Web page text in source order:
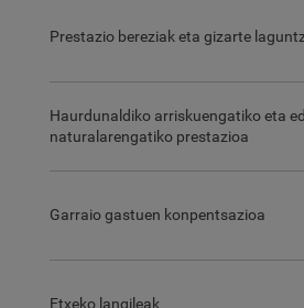
Prestazio bereziak eta gizarte
Haurdunaldiko arriskuengatiko eta
naturalarengatiko prestazioa
Garraio gastuen konpentsazioa
Etxeko langileak